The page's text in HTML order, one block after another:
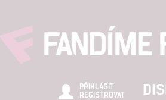
PŘIHLÁSIT
REGISTROVAT
s účely a funkcemi zde
bezpečnosti, předcházení a